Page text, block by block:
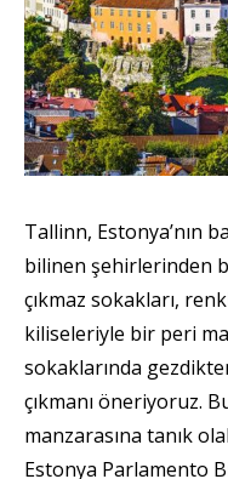
Tallinn, Estonya’nın
bilinen şehirlerinden
çıkmaz sokakları,
kiliseleriyle bir peri
sokaklarında
çıkmanı öneriyoruz.
manzarasına tanık
Estonya Parlamento